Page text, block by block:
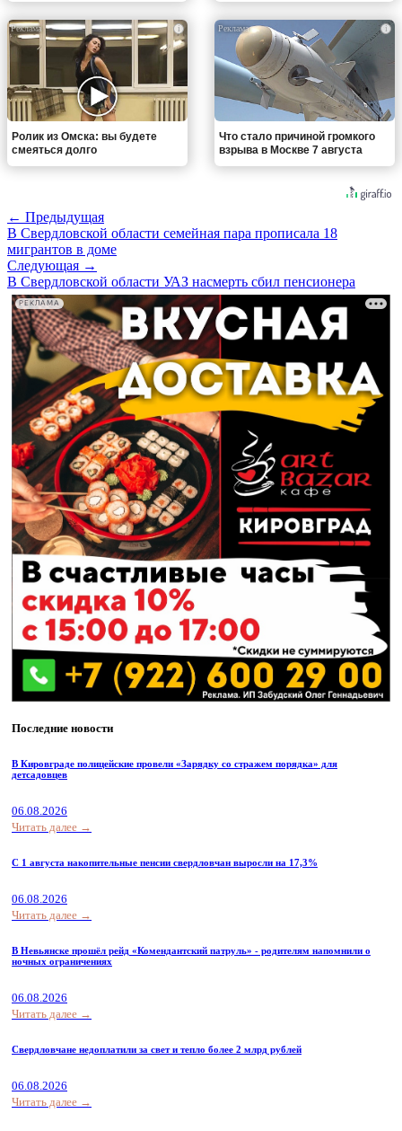
i
Ролик из Омска: вы будете
смеяться долго
i
Что стало причиной громкого
взрыва в Москве 7 августа
← Предыдущая
В Свердловской области семейная пара прописала 18
мигрантов в доме
Следующая →
В Свердловской области УАЗ насмерть сбил пенсионера
РЕКЛАМА
Последние новости
В Кировграде полицейские провели «Зарядку со стражем порядка» для
детсадовцев
06.08.2026
Читать далее →
С 1 августа накопительные пенсии свердловчан выросли на 17,3%
06.08.2026
Читать далее →
В Невьянске прошёл рейд «Комендантский патруль» - родителям напомнили о
ночных ограничениях
06.08.2026
Читать далее →
Свердловчане недоплатили за свет и тепло более 2 млрд рублей
06.08.2026
Читать далее →